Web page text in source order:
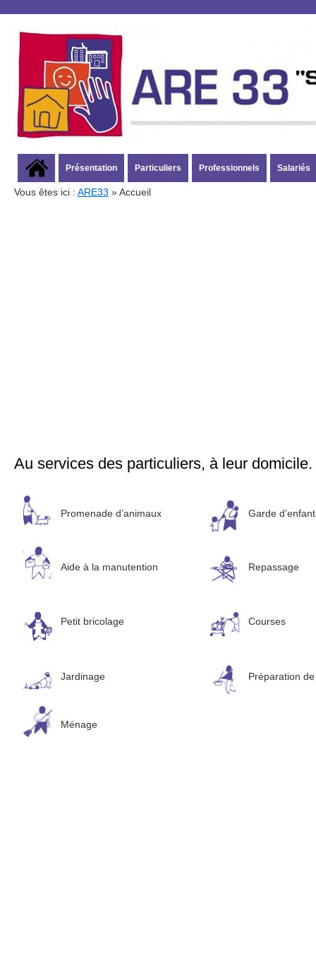
Présentation Particuliers Professionnels Salariés
Vous êtes ici : ARE33 » Accueil
Au services des particuliers, à leur domicile.
Promenade d’animaux Garde
Aide à la manutention Repassage
Petit bricolage Courses
Jardinage Préparation
Ménage